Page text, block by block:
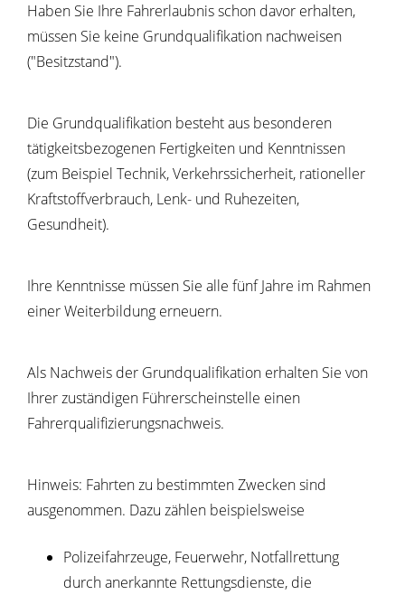
Haben Sie Ihre Fahrerlaubnis schon davor erhalten,
müssen Sie keine Grundqualifikation nachweisen
("Besitzstand").
Die Grundqualifikation besteht aus besonderen
tätigkeitsbezogenen Fertigkeiten und Kenntnissen
(zum Beispiel Technik, Verkehrssicherheit, rationeller
Kraftstoffverbrauch, Lenk- und Ruhezeiten,
Gesundheit).
Ihre Kenntnisse müssen Sie alle fünf Jahre im Rahmen
einer Weiterbildung erneuern.
Als Nachweis der Grundqualifikation erhalten Sie von
Ihrer zuständigen Führerscheinstelle einen
Fahrerqualifizierungsnachweis.
Hinweis: Fahrten zu bestimmten Zwecken sind
ausgenommen. Dazu zählen beispielsweise
Polizeifahrzeuge, Feuerwehr, Notfallrettung
durch anerkannte Rettungsdienste, die